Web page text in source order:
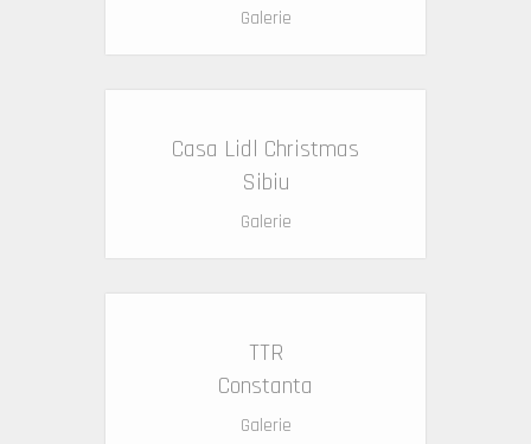
Galerie
Casa Lidl Christmas
Sibiu
Galerie
TTR
Constanta
Galerie